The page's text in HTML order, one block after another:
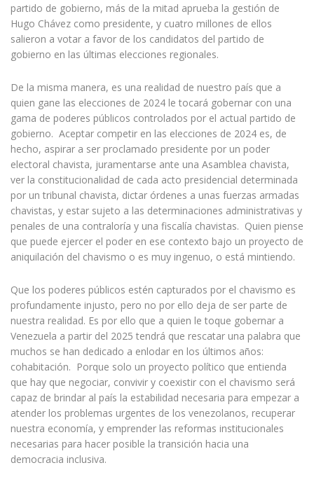
partido de gobierno, más de la mitad aprueba la gestión de
Hugo Chávez como presidente, y cuatro millones de ellos
salieron a votar a favor de los candidatos del partido de
gobierno en las últimas elecciones regionales.
De la misma manera, es una realidad de nuestro país que a
quien gane las elecciones de 2024 le tocará gobernar con una
gama de poderes públicos controlados por el actual partido de
gobierno. Aceptar competir en las elecciones de 2024 es, de
hecho, aspirar a ser proclamado presidente por un poder
electoral chavista, juramentarse ante una Asamblea chavista,
ver la constitucionalidad de cada acto presidencial determinada
por un tribunal chavista, dictar órdenes a unas fuerzas armadas
chavistas, y estar sujeto a las determinaciones administrativas y
penales de una contraloría y una fiscalía chavistas. Quien piense
que puede ejercer el poder en ese contexto bajo un proyecto de
aniquilación del chavismo o es muy ingenuo, o está mintiendo.
Que los poderes públicos estén capturados por el chavismo es
profundamente injusto, pero no por ello deja de ser parte de
nuestra realidad. Es por ello que a quien le toque gobernar a
Venezuela a partir del 2025 tendrá que rescatar una palabra que
muchos se han dedicado a enlodar en los últimos años:
cohabitación. Porque solo un proyecto político que entienda
que hay que negociar, convivir y coexistir con el chavismo será
capaz de brindar al país la estabilidad necesaria para empezar a
atender los problemas urgentes de los venezolanos, recuperar
nuestra economía, y emprender las reformas institucionales
necesarias para hacer posible la transición hacia una
democracia inclusiva.